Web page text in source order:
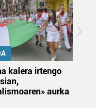
kalera irtengo
aurka